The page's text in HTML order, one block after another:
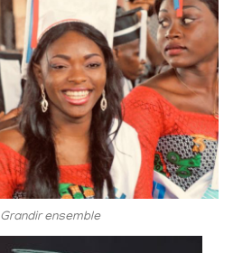
Grandir ensemble